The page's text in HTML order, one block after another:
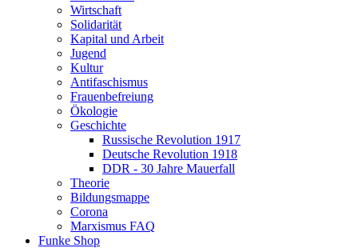
Wirtschaft
Solidarität
Kapital und Arbeit
Jugend
Kultur
Antifaschismus
Frauenbefreiung
Ökologie
Geschichte
Russische Revolution 1917
Deutsche Revolution 1918
DDR - 30 Jahre Mauerfall
Theorie
Bildungsmappe
Corona
Marxismus FAQ
Funke Shop